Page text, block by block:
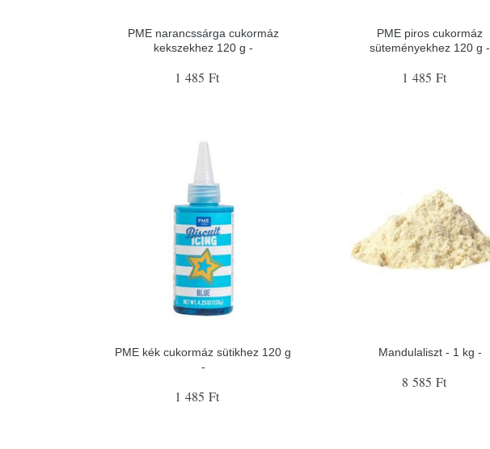
PME narancssárga cukormáz
kekszekhez 120 g -
1 485 Ft
PME piros cukormáz
süteményekhez 120 g -
1 485 Ft
PME kék cukormáz sütikhez 120 g
-
1 485 Ft
Mandulaliszt - 1 kg -
8 585 Ft